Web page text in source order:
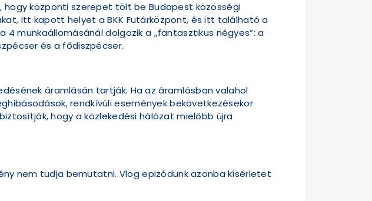
hogy központi szerepet tölt be Budapest közösségi
itt kapott helyet a BKK Futárközpont, és itt található a
4 munkaállomásánál dolgozik a „fantasztikus négyes”: a
és a fődiszpécser.
áramlásán tartják. Ha az áramlásban valahol
rendkívüli események bekövetkezésekor
hogy a közlekedési hálózat mielőbb újra
nem tudja bemutatni. Vlog epizódunk azonba kísérletet